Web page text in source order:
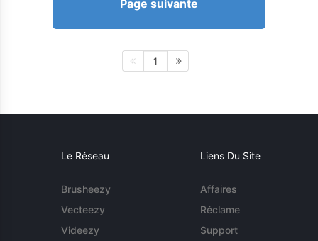
Page suivante
1
Le Réseau
Brusheezy
Vecteezy
Videezy
Liens Du Site
Affaires
Réclame
Support